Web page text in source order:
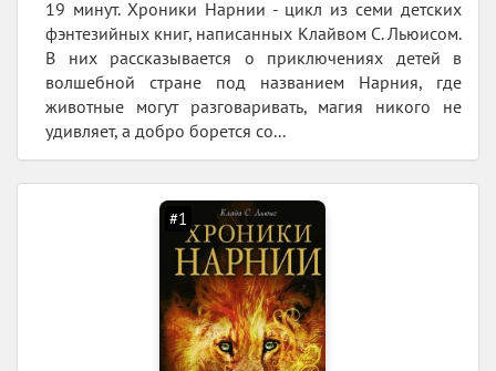
19 минут. Хроники Нарнии - цикл из семи детских
фэнтезийных книг, написанных Клайвом С. Льюисом.
В них рассказывается о приключениях детей в
волшебной стране под названием Нарния, где
животные могут разговаривать, магия никого не
удивляет, а добро борется со...
#1